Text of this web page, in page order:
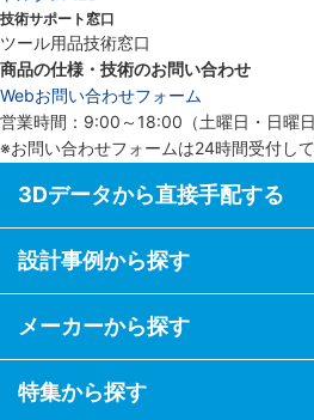
技術サポート窓口
ツール用品技術窓口
商品の仕様・技術のお問い合わせ
Webお問い合わせフォーム
営業時間：9:00～18:00（土曜日・日曜日
※お問い合わせフォームは24時間受付して
3Dデータから直接手配する
設計事例から探す
メーカーから探す
特集から探す